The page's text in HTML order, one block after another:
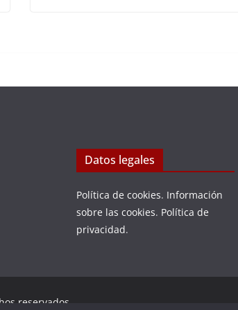
Datos legales
Política de cookies. Información
sobre las cookies. Política de
privacidad.
reservados.